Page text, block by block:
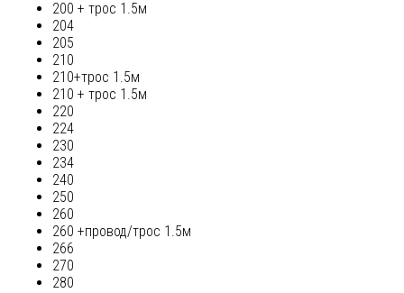
200 + трос 1.5м
204
205
210
210+трос 1.5м
210 + трос 1.5м
220
224
230
234
240
250
260
260 +провод/трос 1.5м
266
270
280